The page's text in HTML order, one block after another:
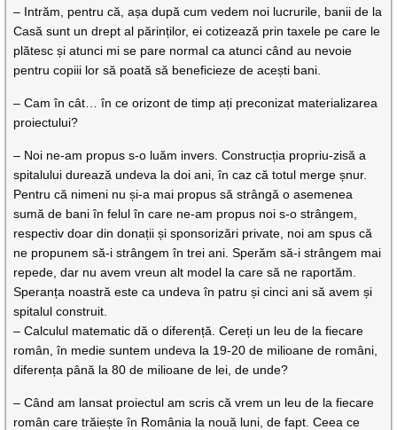
– Intrăm, pentru că, așa după cum vedem noi lucrurile, banii de la
Casă sunt un drept al părinților, ei cotizează prin taxele pe care le
plătesc și atunci mi se pare normal ca atunci când au nevoie
pentru copiii lor să poată să beneficieze de acești bani.
– Cam în cât… în ce orizont de timp ați preconizat materializarea
proiectului?
– Noi ne-am propus s-o luăm invers. Construcția propriu-zisă a
spitalului durează undeva la doi ani, în caz că totul merge șnur.
Pentru că nimeni nu și-a mai propus să strângă o asemenea
sumă de bani în felul în care ne-am propus noi s-o strângem,
respectiv doar din donații și sponsorizări private, noi am spus că
ne propunem să-i strângem în trei ani. Sperăm să-i strângem mai
repede, dar nu avem vreun alt model la care să ne raportăm.
Speranța noastră este ca undeva în patru și cinci ani să avem și
spitalul construit.
– Calculul matematic dă o diferență. Cereți un leu de la fiecare
român, în medie suntem undeva la 19-20 de milioane de români,
diferența până la 80 de milioane de lei, de unde?
– Când am lansat proiectul am scris că vrem un leu de la fiecare
român care trăiește în România la nouă luni, de fapt. Ceea ce